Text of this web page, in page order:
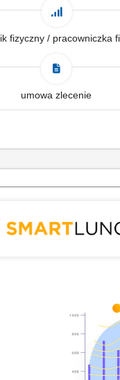
fizyczny / pracowniczka
umowa zlecenie